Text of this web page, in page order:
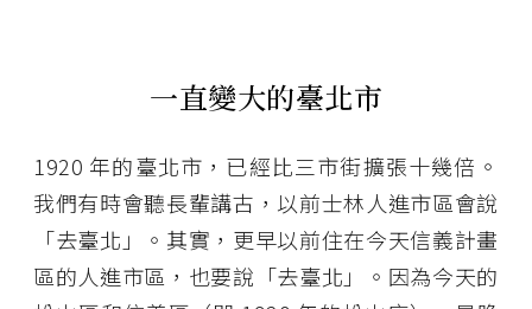
一直變大的臺北市
1920 年的臺北市，已經比三市街擴張十幾倍。
我們有時會聽長輩講古，以前士林人進市區會說
「去臺北」。其實，更早以前住在今天信義計畫
區的人進市區，也要說「去臺北」。因為今天的